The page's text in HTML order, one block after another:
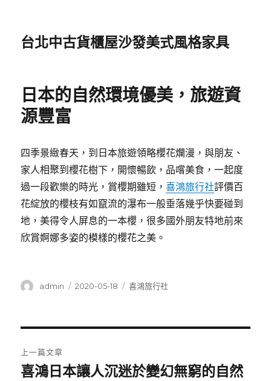
台北中古貨櫃屋沙發美式風格家具
日本的自然環境優美，旅遊資
源豐富
四季景緻春天，到日本旅遊領略櫻花爛漫，與朋友、
家人相聚到櫻花樹下，開懷暢飲，品嚐美食，一起度
過一段歡樂的時光，賞櫻期雖短，喜鴻旅行社評價百
花綻放的櫻枝有如竄流的瀑布一般垂落幾乎快要碰到
地，美得令人屏息的一本櫻，很多國外朋友特地前來
欣賞婀娜多姿的模樣的櫻花之美。
作
admin
發
2020-05-18
分
喜鴻旅行社
章
上一篇文章
上
喜鴻日本讓人沉迷於變幻無窮的自然